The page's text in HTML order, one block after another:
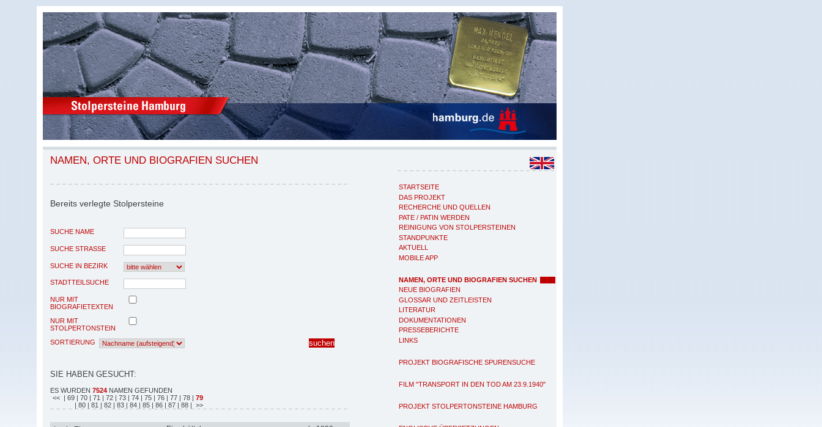
STARTSEITE
DAS PROJEKT
RECHERCHE UND QUELLEN
PATE / PATIN WERDEN
REINIGUNG VON STOLPERSTEINEN
STANDPUNKTE
AKTUELL
MOBILE APP
NAMEN, ORTE UND BIOGRAFIEN SUCHEN
NEUE BIOGRAFIEN
GLOSSAR UND ZEITLEISTEN
LITERATUR
DOKUMENTATIONEN
PRESSEBERICHTE
LINKS
PROJEKT BIOGRAFISCHE SPURENSUCHE
FILM "TRANSPORT IN DEN TOD AM 23.9.1940"
PROJEKT STOLPERTONSTEINE HAMBURG
NAMEN, ORTE UND BIOGRAFIEN SUCHEN
Bereits verlegte Stolpersteine
SUCHE NAME
SUCHE STRASSE
SUCHE IN BEZIRK
STADTTEILSUCHE
NUR MIT
BIOGRAFIETEXTEN
NUR MIT
STOLPERTONSTEIN
SORTIERUNG
SIE HABEN GESUCHT:
ES WURDEN 7524 NAMEN GEFUNDEN
<< | 69 | 70 | 71 | 72 | 73 | 74 | 75 | 76 | 77 | 78 | 79
| 80 | 81 | 82 | 83 | 84 | 85 | 86 | 87 | 88 | >>